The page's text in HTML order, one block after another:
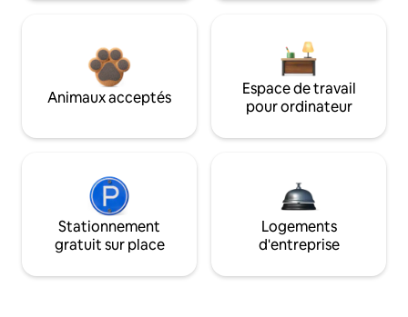
Animaux acceptés
Espace de travail
pour ordinateur
Stationnement
gratuit sur place
Logements
d'entreprise